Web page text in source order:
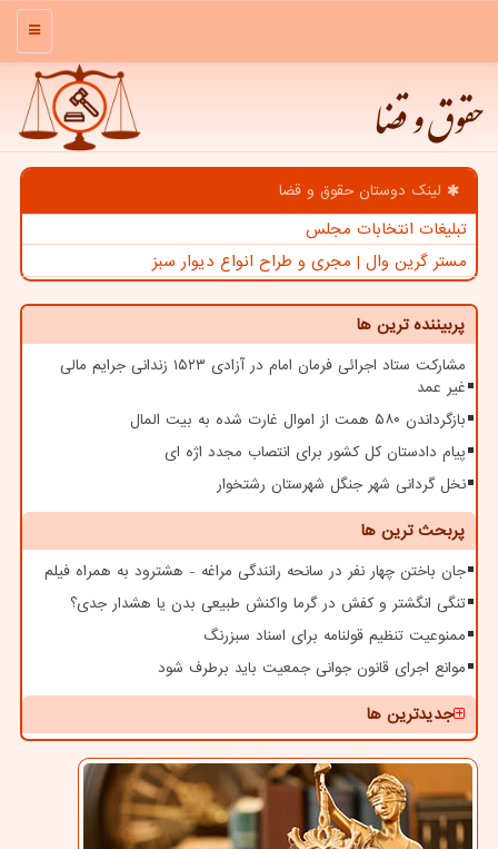
منو
حقوق و قضا
لینک دوستان حقوق و قضا
تبلیغات انتخابات مجلس
مستر گرین وال | مجری و طراح انواع دیوار سبز
پربیننده ترین ها
مشارکت ستاد اجرائی فرمان امام در آزادی ۱۵۲۳ زندانی جرایم مالی
غیر عمد
بازگرداندن ۵۸۰ همت از اموال غارت شده به بیت المال
پیام دادستان کل کشور برای انتصاب مجدد اژه ای
نخل گردانی شهر جنگل شهرستان رشتخوار
پربحث ترین ها
جان باختن چهار نفر در سانحه رانندگی مراغه - هشترود به همراه فیلم
تنگی انگشتر و کفش در گرما واکنش طبیعی بدن یا هشدار جدی؟
ممنوعیت تنظیم قولنامه برای اسناد سبزرنگ
موانع اجرای قانون جوانی جمعیت باید برطرف شود
جدیدترین ها